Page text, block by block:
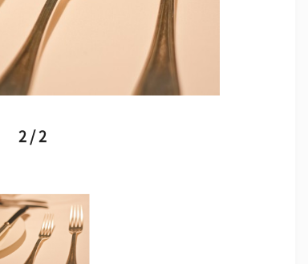
2 / 2